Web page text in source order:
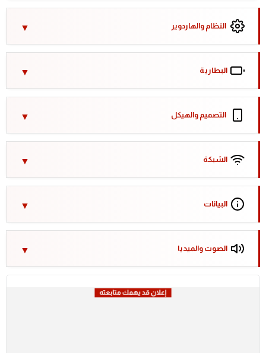
النظام والهاردوير
البطارية
التصميم والهيكل
الشبكة
البيانات
الصوت والميديا